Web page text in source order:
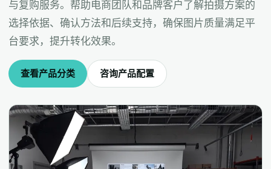
与复购服务。帮助电商团队和品牌客户了解拍摄方案的
选择依据、确认方法和后续支持，确保图片质量满足平
台要求，提升转化效果。
查看产品分类 咨询产品配置